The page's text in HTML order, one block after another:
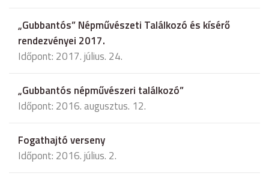
„Gubbantós” Népművészeti Találkozó és kísérő
rendezvényei 2017.
Időpont: 2017. július. 24.
„Gubbantós népművészeri találkozó”
Időpont: 2016. augusztus. 12.
Fogathajtó verseny
Időpont: 2016. július. 2.